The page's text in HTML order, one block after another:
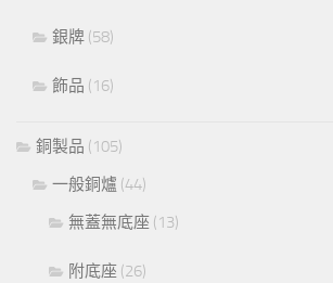
銀牌 (58)
飾品 (16)
銅製品 (105)
一般銅爐 (44)
無蓋無底座 (13)
附底座 (26)